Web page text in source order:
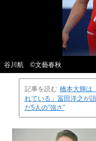
谷川航 ©文藝春秋
記事を読む 橋本大輝は
れている」冨田洋之が
だ5人の“強さ”